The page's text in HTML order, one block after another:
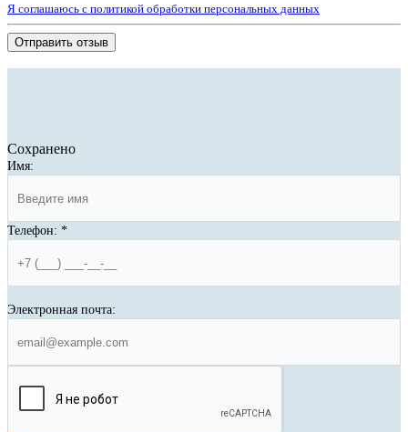
Я соглашаюсь с политикой обработки персональных данных
Отправить отзыв
Сохранено
Имя:
Телефон: *
Электронная почта: